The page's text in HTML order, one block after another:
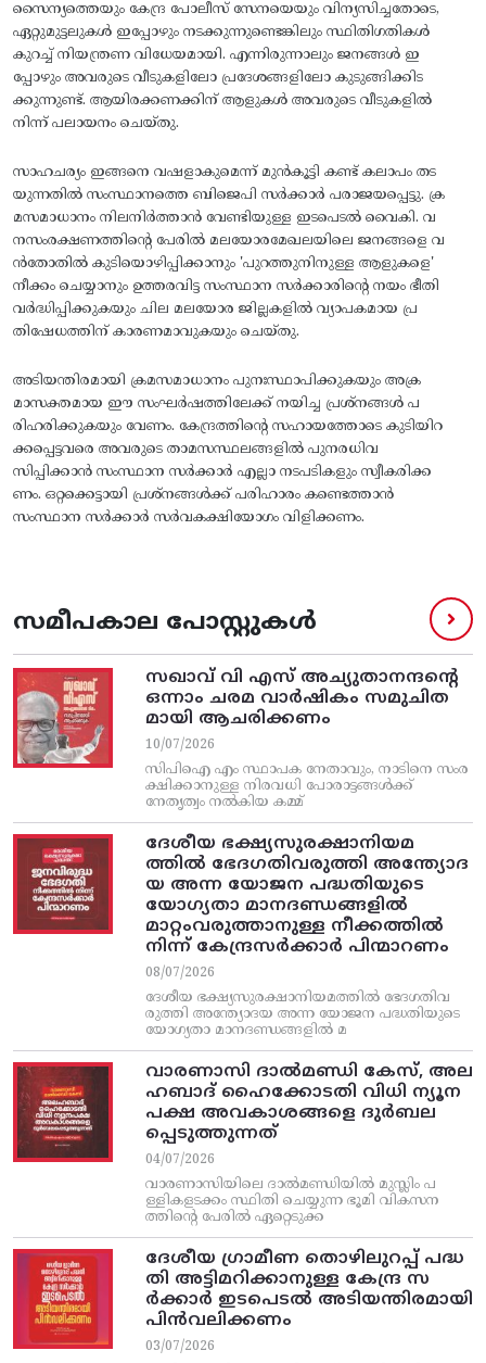
സൈന്യത്തെയും കേന്ദ്ര പോലീസ് സേനയെയും വിന്യസിച്ചതോടെ,
ഏറ്റുമുട്ടലുകൾ ഇപ്പോഴും നടക്കുന്നുണ്ടെങ്കിലും സ്ഥിതിഗതികൾ
കുറച്ച് നിയന്ത്രണ വിധേയമായി. എന്നിരുന്നാലും ജനങ്ങൾ ഇ
പ്പോഴും അവരുടെ വീടുകളിലോ പ്രദേശങ്ങളിലോ കുടുങ്ങിക്കിട
ക്കുന്നുണ്ട്. ആയിരക്കണക്കിന് ആളുകൾ അവരുടെ വീടുകളിൽ
നിന്ന് പലായനം ചെയ്തു.
സാഹചര്യം ഇങ്ങനെ വഷളാകുമെന്ന് മുൻകൂട്ടി കണ്ട് കലാപം തട
യുന്നതിൽ സംസ്ഥാനത്തെ ബിജെപി സർക്കാർ പരാജയപ്പെട്ടു. ക്ര
മസമാധാനം നിലനിർത്താൻ വേണ്ടിയുള്ള ഇടപെടൽ വൈകി. വ
നസംരക്ഷണത്തിന്റെ പേരിൽ മലയോരമേഖലയിലെ ജനങ്ങളെ വ
ൻതോതിൽ കുടിയൊഴിപ്പിക്കാനും 'പുറത്തുനിനുള്ള ആളുകളെ'
നീക്കം ചെയ്യാനും ഉത്തരവിട്ട സംസ്ഥാന സർക്കാരിന്റെ നയം ഭീതി
വർദ്ധിപ്പിക്കുകയും ചില മലയോര ജില്ലകളിൽ വ്യാപകമായ പ്ര
തിഷേധത്തിന് കാരണമാവുകയും ചെയ്തു.
അടിയന്തിരമായി ക്രമസമാധാനം പുനഃസ്ഥാപിക്കുകയും അക്ര
മാസക്തമായ ഈ സംഘർഷത്തിലേക്ക് നയിച്ച പ്രശ്നങ്ങൾ പ
രിഹരിക്കുകയും വേണം. കേന്ദ്രത്തിന്റെ സഹായത്തോടെ കുടിയിറ
ക്കപ്പെട്ടവരെ അവരുടെ താമസസ്ഥലങ്ങളിൽ പുനരധിവ
സിപ്പിക്കാൻ സംസ്ഥാന സർക്കാർ എല്ലാ നടപടികളും സ്വീകരിക്ക
ണം. ഒറ്റക്കെട്ടായി പ്രശ്നങ്ങൾക്ക് പരിഹാരം കണ്ടെത്താൻ
സംസ്ഥാന സർക്കാർ സർവകക്ഷിയോഗം വിളിക്കണം.
സമീപകാല പോസ്റ്റുകൾ
സഖാവ് വി എസ്‌ അച്യുതാനന്ദന്റെ
ഒന്നാം ചരമ വാര്‍ഷികം സമുചിത
മായി ആചരിക്കണം
10/07/2026
സിപിഐ എം സ്ഥാപക നേതാവും, നാടിനെ സംര
ക്ഷിക്കാനുള്ള നിരവധി പോരാട്ടങ്ങള്‍ക്ക്‌
നേതൃത്വം നല്‍കിയ കമ്മ്
ദേശീയ ഭക്ഷ്യസുരക്ഷാനിയമ
ത്തിൽ ഭേദഗതിവരുത്തി അന്ത്യോദ
യ അന്ന യോജന പദ്ധതിയുടെ
യോഗ്യതാ മാനദണ്ഡങ്ങളിൽ
മാറ്റംവരുത്താനുള്ള നീക്കത്തിൽ
നിന്ന്‌ കേന്ദ്രസർക്കാർ പിന്മാറണം
08/07/2026
ദേശീയ ഭക്ഷ്യസുരക്ഷാനിയമത്തിൽ ഭേദഗതിവ
രുത്തി അന്ത്യോദയ അന്ന യോജന പദ്ധതിയുടെ
യോഗ്യതാ മാനദണ്ഡങ്ങളിൽ മ
വാരണാസി ദാൽമണ്ഡി കേസ്, അല
ഹബാദ് ഹൈക്കോടതി വിധി ന്യൂന
പക്ഷ അവകാശങ്ങളെ ദുർബല
പ്പെടുത്തുന്നത്
04/07/2026
വാരണാസിയിലെ ദാൽമണ്ഡിയിൽ മുസ്ലിം പ
ള്ളികളടക്കം സ്ഥിതി ചെയ്യുന്ന ഭൂമി വികസന
ത്തിന്റെ പേരിൽ ഏറ്റെടുക്ക
ദേശീയ ഗ്രാമീണ തൊഴിലുറപ്പ്‌ പദ്ധ
തി അട്ടിമറിക്കാനുള്ള കേന്ദ്ര സ
ര്‍ക്കാര്‍ ഇടപെടല്‍ അടിയന്തിരമായി
പിന്‍വലിക്കണം
03/07/2026